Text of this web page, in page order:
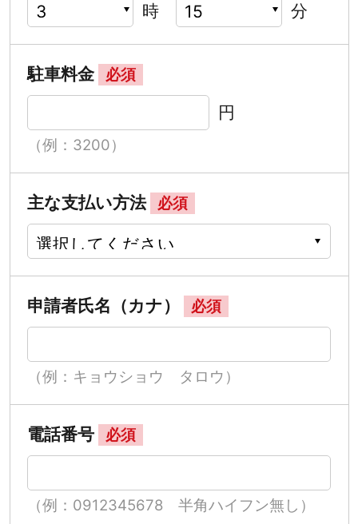
時 分
駐車料金 必須
円
（例：3200）
主な支払い方法 必須
申請者氏名（カナ） 必須
（例：キョウショウ タロウ）
電話番号 必須
（例：0912345678 半角ハイフン無し）